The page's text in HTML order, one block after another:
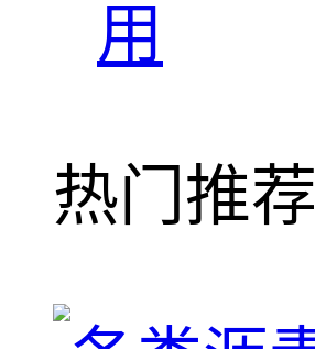
用
热门推荐